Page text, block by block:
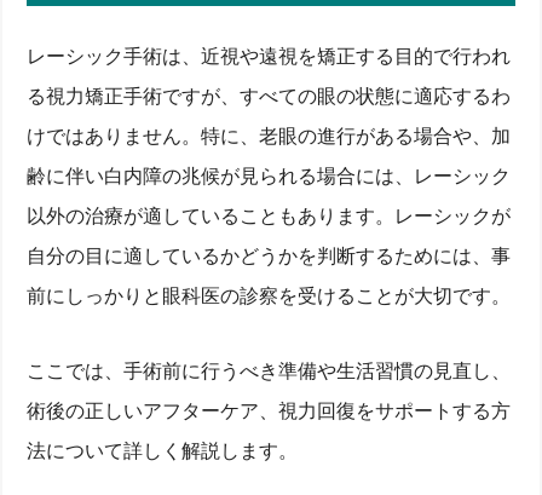
レーシック手術は、近視や遠視を矯正する目的で行われ
る視力矯正手術ですが、すべての眼の状態に適応するわ
けではありません。特に、老眼の進行がある場合や、加
齢に伴い白内障の兆候が見られる場合には、レーシック
以外の治療が適していることもあります。レーシックが
自分の目に適しているかどうかを判断するためには、事
前にしっかりと眼科医の診察を受けることが大切です。
ここでは、手術前に行うべき準備や生活習慣の見直し、
術後の正しいアフターケア、視力回復をサポートする方
法について詳しく解説します。